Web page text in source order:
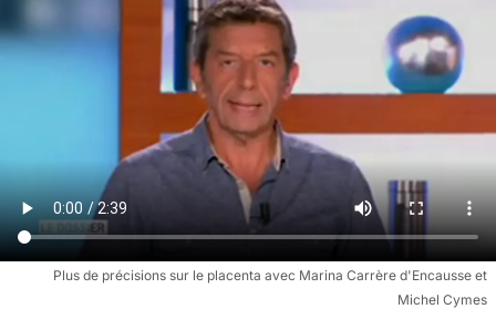
Plus de précisions sur le placenta avec Marina Carrère d'Encausse et
Michel Cymes